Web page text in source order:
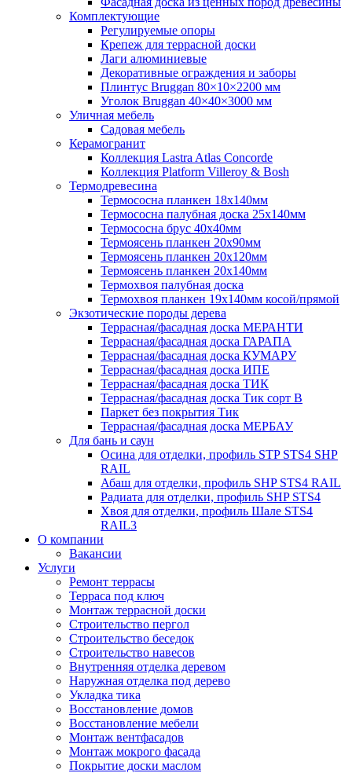
Комплектующие
Регулируемые опоры
Крепеж для террасной доски
Лаги алюминиевые
Декоративные ограждения и заборы
Плинтус Bruggan 80×10×2200 мм
Уголок Bruggan 40×40×3000 мм
Уличная мебель
Садовая мебель
Керамогранит
Коллекция Lastra Atlas Concorde
Коллекция Platform Villeroy & Bosh
Термодревесина
Термососна планкен 18х140мм
Термососна палубная доска 25х140мм
Термососна брус 40х40мм
Термоясень планкен 20х90мм
Термоясень планкен 20х120мм
Термоясень планкен 20х140мм
Термохвоя палубная доска
Термохвоя планкен 19х140мм косой/прямой
Экзотические породы дерева
Террасная/фасадная доска МЕРАНТИ
Террасная/фасадная доска ГАРАПА
Террасная/фасадная доска КУМАРУ
Террасная/фасадная доска ИПЕ
Террасная/фасадная доска ТИК
Террасная/фасадная доска Тик сорт В
Паркет без покрытия Тик
Террасная/фасадная доска МЕРБАУ
Для бань и саун
Осина для отделки, профиль STP STS4 SHP
RAIL
Абаш для отделки, профиль SHP STS4 RAIL
Радиата для отделки, профиль SHP STS4
Хвоя для отделки, профиль Шале STS4
RAIL3
О компании
Вакансии
Услуги
Ремонт террасы
Терраса под ключ
Монтаж террасной доски
Строительство пергол
Строительство беседок
Строительство навесов
Внутренняя отделка деревом
Наружная отделка под дерево
Укладка тика
Восстановление домов
Восстановление мебели
Монтаж вентфасадов
Монтаж мокрого фасада
Покрытие доски маслом